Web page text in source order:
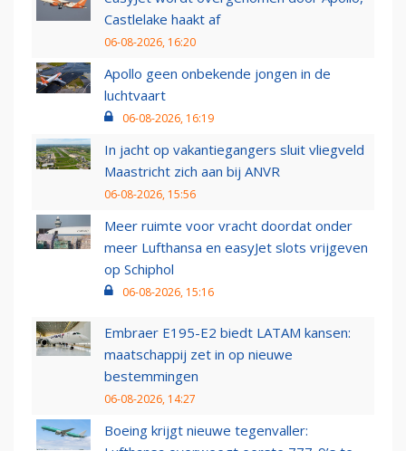
Castlelake haakt af
06-08-2026, 16:20
Apollo geen onbekende jongen in de
luchtvaart
06-08-2026, 16:19
In jacht op vakantiegangers sluit vliegveld
Maastricht zich aan bij ANVR
06-08-2026, 15:56
Meer ruimte voor vracht doordat onder
meer Lufthansa en easyJet slots vrijgeven
op Schiphol
06-08-2026, 15:16
Embraer E195-E2 biedt LATAM kansen:
maatschappij zet in op nieuwe
bestemmingen
06-08-2026, 14:27
Boeing krijgt nieuwe tegenvaller: